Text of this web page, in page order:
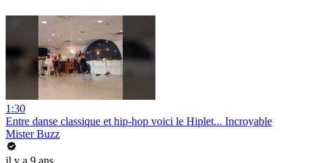
1:30
Entre danse classique et hip-hop voici le Hiplet... Incroyable
Mister Buzz